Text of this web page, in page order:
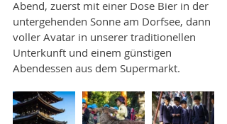
Abend, zuerst mit einer Dose Bier in der
untergehenden Sonne am Dorfsee, dann
voller Avatar in unserer traditionellen
Unterkunft und einem günstigen
Abendessen aus dem Supermarkt.